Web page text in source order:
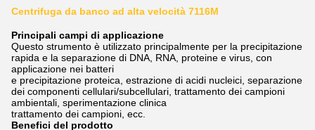
Centrifuga da banco ad alta velocità 7116M
Principali campi di applicazione
Questo strumento è utilizzato principalmente per la precipitazione
rapida e la separazione di DNA, RNA, proteine e virus, con
applicazione nei batteri
e precipitazione proteica, estrazione di acidi nucleici, separazione
dei componenti cellulari/subcellulari, trattamento dei campioni
ambientali, sperimentazione clinica
trattamento dei campioni, ecc.
Benefici del prodotto